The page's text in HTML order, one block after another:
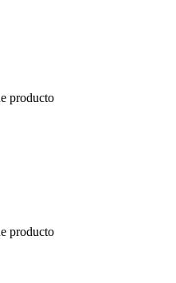
producto
producto